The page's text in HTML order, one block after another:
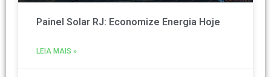
Painel Solar RJ: Economize Energia Hoje
LEIA MAIS »